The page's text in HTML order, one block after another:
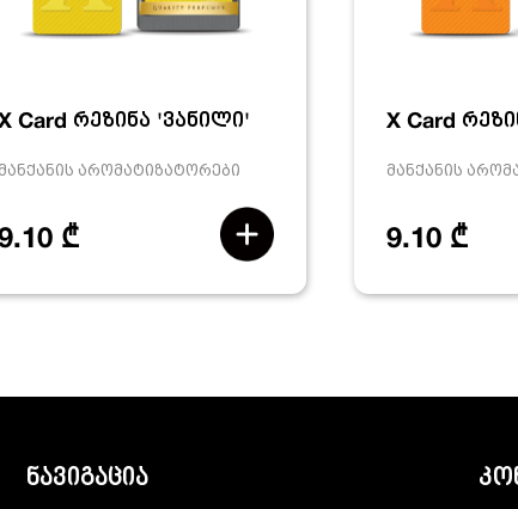
Card რეზინა 'ვანილი'
მანქანის არომატიზატორები
₾
X Card
მანქანის
9.10 ₾
ნავიგაცია